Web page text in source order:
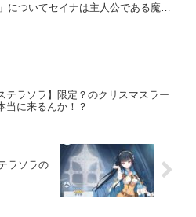
についてセイナは主人公である魔王
テラソラ】限定？のクリスマスラー
当に来るんか！？
ラソラの